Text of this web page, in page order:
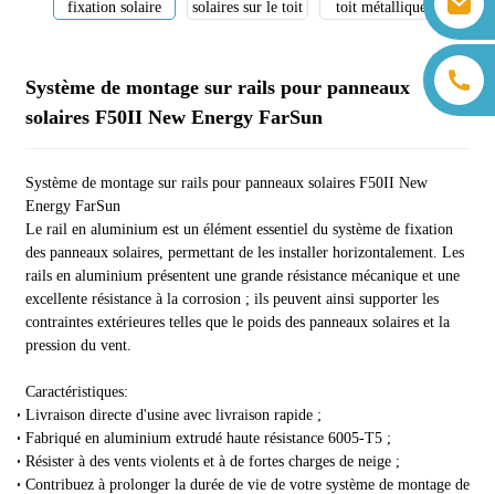
+86 18806057002 Sanborn Guo
Système de montage sur rails pour panneaux
solaires F50II New Energy FarSun
Système de montage sur rails pour panneaux solaires F50II New
Energy FarSun
Le rail en aluminium est un élément essentiel du système de fixation
des panneaux solaires, permettant de les installer horizontalement. Les
rails en aluminium présentent une grande résistance mécanique et une
excellente résistance à la corrosion ; ils peuvent ainsi supporter les
contraintes extérieures telles que le poids des panneaux solaires et la
pression du vent.
Caractéristiques:
Livraison directe d'usine avec livraison rapide ;
Fabriqué en aluminium extrudé haute résistance 6005-T5 ;
Résister à des vents violents et à de fortes charges de neige ;
Contribuez à prolonger la durée de vie de votre système de montage de